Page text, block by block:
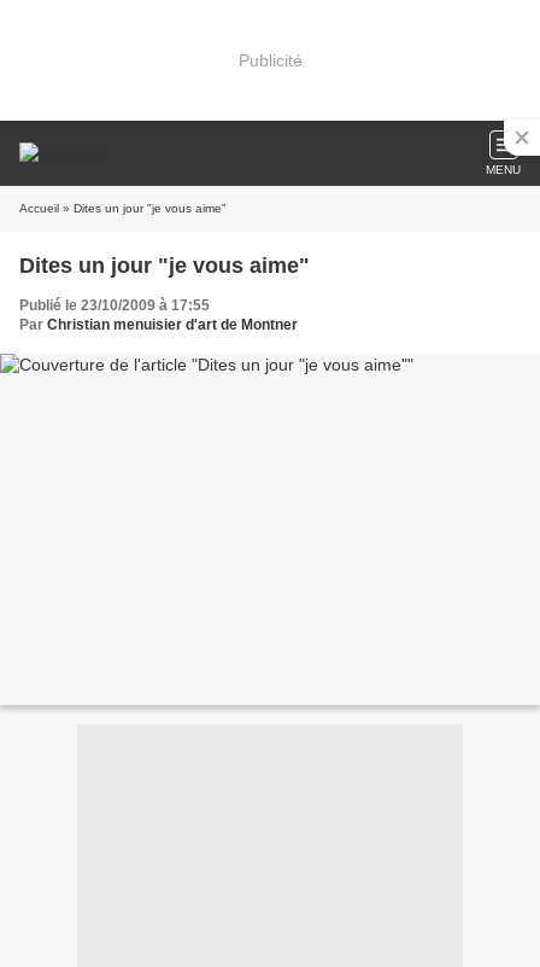
Publicité
MENU
Accueil » Dites un jour "je vous aime"
Dites un jour "je vous aime"
Publié le 23/10/2009 à 17:55
Par Christian menuisier d'art de Montner